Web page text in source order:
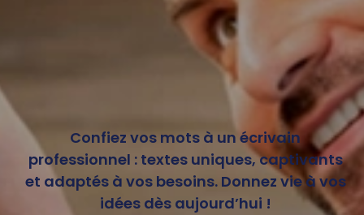
Confiez vos mots à un écrivain
professionnel : textes uniques, captivants
et adaptés à vos besoins. Donnez vie à vos
idées dès aujourd’hui !